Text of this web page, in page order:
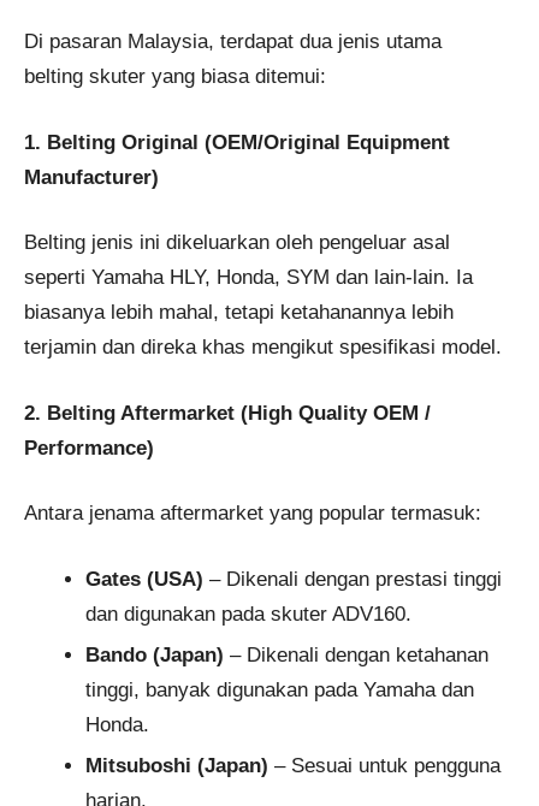
Di pasaran Malaysia, terdapat dua jenis utama
belting skuter yang biasa ditemui:
1. Belting Original (OEM/Original Equipment
Manufacturer)
Belting jenis ini dikeluarkan oleh pengeluar asal
seperti Yamaha HLY, Honda, SYM dan lain-lain. Ia
biasanya lebih mahal, tetapi ketahanannya lebih
terjamin dan direka khas mengikut spesifikasi model.
2. Belting Aftermarket (High Quality OEM /
Performance)
Antara jenama aftermarket yang popular termasuk:
Gates (USA) – Dikenali dengan prestasi tinggi
dan digunakan pada skuter ADV160.
Bando (Japan) – Dikenali dengan ketahanan
tinggi, banyak digunakan pada Yamaha dan
Honda.
Mitsuboshi (Japan) – Sesuai untuk pengguna
harian.